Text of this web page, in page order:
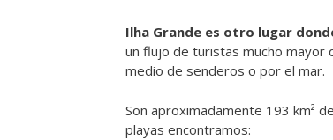
Ilha Grande es otro lugar
un flujo de turistas mucho mayor
medio de senderos o por el mar.
Son aproximadamente 193 km²
playas encontramos: